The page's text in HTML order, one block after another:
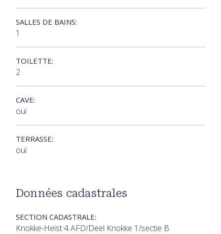
SALLES DE BAINS:
1
TOILETTE:
2
CAVE:
oui
TERRASSE:
oui
Données cadastrales
SECTION CADASTRALE:
Knokke-Heist 4 AFD/Deel Knokke 1/sectie B